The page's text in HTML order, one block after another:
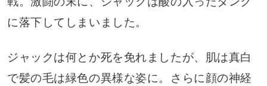
に落下してしまいました。
ジャックは何とか死を免れましたが、肌は真白
で髪の毛は緑色の異様な姿に。さらに顔の神経